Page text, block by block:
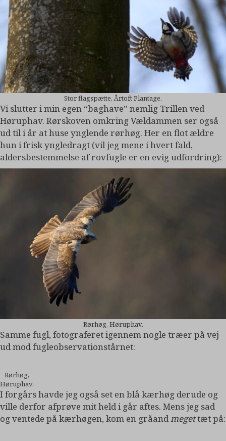
Stor flagspætte, Årtoft Plantage.
Vi slutter i min egen “baghave” nemlig Trillen ved
Høruphav. Rørskoven omkring Vældammen ser også
ud til i år at huse ynglende rørhøg. Her en flot ældre
hun i frisk yngledragt (vil jeg mene i hvert fald,
aldersbestemmelse af rovfugle er en evig udfordring):
Rørhøg, Høruphav.
Samme fugl, fotograferet igennem nogle træer på vej
ud mod fugleobservationstårnet:
Rørhøg,
Høruphav.
I forgårs havde jeg også set en blå kærhøg derude og
ville derfor afprøve mit held i går aftes. Mens jeg sad
og ventede på kærhøgen, kom en gråandmegettæt på: